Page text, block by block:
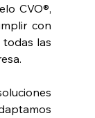
CVO®,
con
las